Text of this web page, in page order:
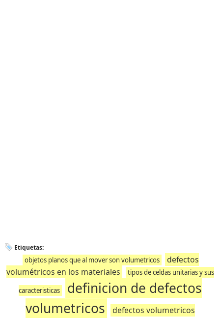
Etiquetas:
objetos planos que al mover son volumetricos
defectos
volumétricos en los materiales
tipos de celdas unitarias y sus
caracteristicas
definicion de defectos
volumetricos
defectos volumetricos